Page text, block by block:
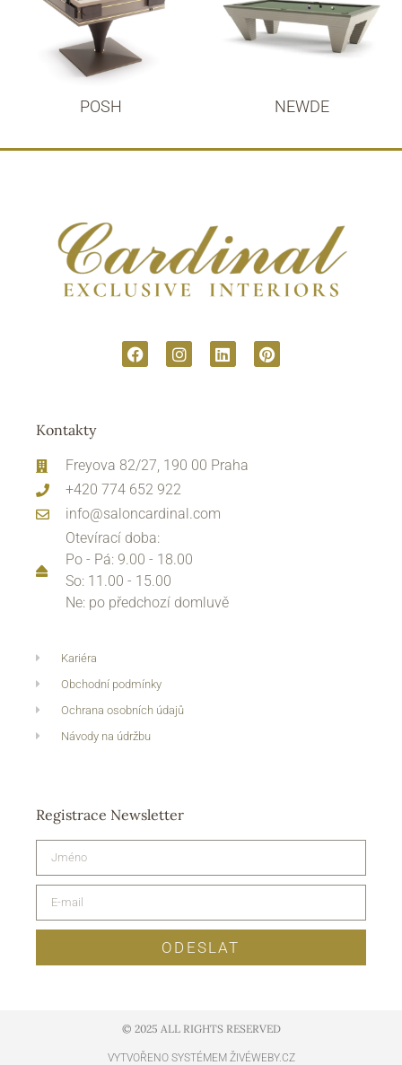
POSH NEWDE
Kontakty
Freyova 82/27, 190 00 Praha
+420 774 652 922
info@saloncardinal.com
Otevírací doba:
Po - Pá: 9.00 - 18.00
So: 11.00 - 15.00
Ne: po předchozí domluvě
Kariéra
Obchodní podmínky
Ochrana osobních údajů
Návody na údržbu
Registrace Newsletter
ODESLAT
© 2025 ALL RIGHTS RESERVED​
VYTVOŘENO SYSTÉMEM ŽIVÉWEBY.CZ